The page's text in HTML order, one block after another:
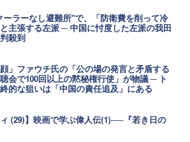
ーラーなし避難所"で、「防衛費を削って冷
主張する左派 ─ 中国に忖度した左派の我田
殺到
顔」ファウチ氏の「公の場の発言と矛盾する
会で100回以上の黙秘権行使」が物議 ─ ト
的な狙いは「中国の責任追及」にある
ィ (29)】映画で学ぶ偉人伝(1)──『若き日の